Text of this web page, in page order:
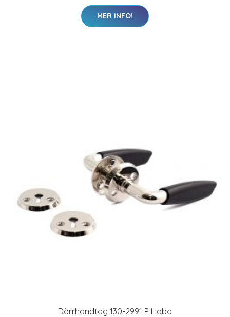
MER INFO!
Dörrhandtag 130-2991 P Habo